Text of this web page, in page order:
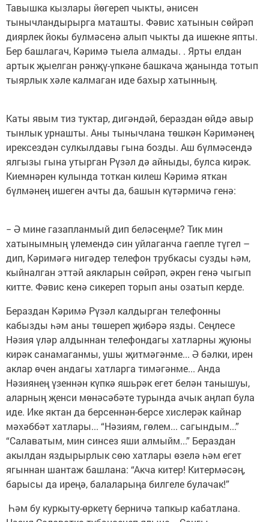
Тавышка кызлары йөгереп чыкты, әнисен
тынычландырырга маташты. Фәвис хатынын сөйрәп
диярлек йокы булмәсенә алып чыкты да ишекне япты.
Бер башлагач, Кәримә тыела алмады. . Ярты елдан
артык җыелган рәнҗү-үпкәне башкача җанында тотып
тыярлык хәле калмаган иде бахыр хатынның.
Каты явым тиз туктар, дигәндәй, бераздан өйдә авыр
тынлык урнашты. Аны тынычлана төшкән Кәримәнең
ирексездән сулкылдавы гына бозды. Аш бүлмәсендә
ялгызы гына утырган Рүзәл дә айныды, булса кирәк.
Киемнәрен кулында тоткан килеш Кәримә яткан
бүлмәнең ишеген ачты да, башын күтәрмичә генә:
− Ә мине газапланмый дип беләсеңме? Тик мин
хатынымның үлемендә син уйлаганча гаепле түгел –
дип, Кәримәгә нигәдер телефон трубкасы сузды һәм,
кыйналган эттәй аякларын сөйрәп, әкрен генә чыгып
китте. Фәвис кенә сикереп торып аны озатып керде.
Бераздан Кәримә Рүзәл калдырган телефонны
кабызды һәм аны төшереп җибәрә язды. Сеңлесе
Нәзия үләр алдыннан телефондагы хатларны җуюны
кирәк санамаганмы, ушы җитмәгәнме... Ә бәлки, ирен
аклар өчен андагы хатларга тимәгәнме... Анда
Нәзиянең үзеннән күпкә яшьрәк егет белән танышуы,
аларның җенси мөнәсәбәте турында ачык аңлап була
иде. Ике яктан да берсеннән-берсе хислерәк кайнар
мәхәббәт хатлары... “Нәзиям, гөлем... сагындым...”
“Салаватым, мин синсез яши алмыйм...” Бераздан
акылдан яздырырлык сөю хатлары өзелә һәм егет
ягыннан шантаж башлана: “Акча китер! Китермәсәң,
барысы да иреңә, балаларыңа билгеле булачак!”
Һәм бу куркыту-өркетү берничә тапкыр кабатлана.